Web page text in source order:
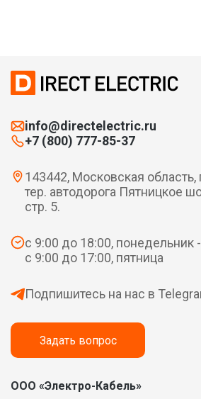
info@directelectric.ru
+7 (800) 777-85-37
143442, Московская область,
тер. автодорога Пятницкое
стр. 5.
с 9:00 до 18:00, понедельник
с 9:00 до 17:00, пятница
Подпишитесь на нас в
Задать вопрос
ООО «Электро-Кабель»